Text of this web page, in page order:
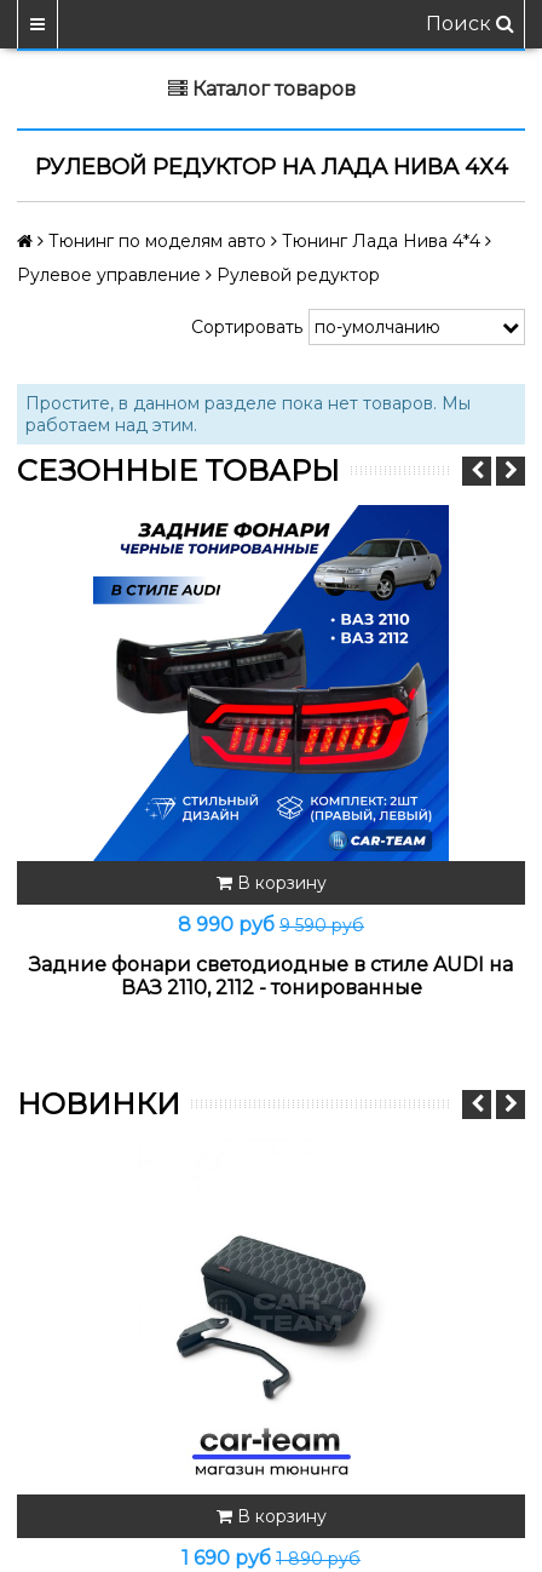
Поиск
Каталог товаров
РУЛЕВОЙ РЕДУКТОР НА ЛАДА НИВА 4Х4
Тюнинг по моделям авто
Тюнинг Лада Нива 4*4
Рулевое управление
Рулевой редуктор
Сортировать
Простите, в данном разделе пока нет товаров. Мы
работаем над этим.
СЕЗОННЫЕ ТОВАРЫ
В корзину
8 990 руб 9 590 руб
Задние фонари светодиодные в стиле AUDI на
ВАЗ 2110, 2112 - тонированные
НОВИНКИ
В корзину
1 690 руб 1 890 руб